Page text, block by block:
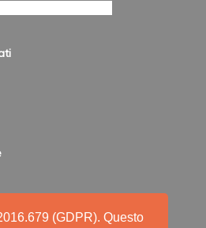
(GDPR). Questo